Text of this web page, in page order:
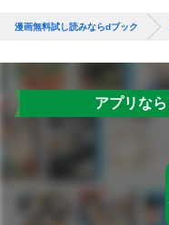
漫画無料試し読みならdブック
アプリな